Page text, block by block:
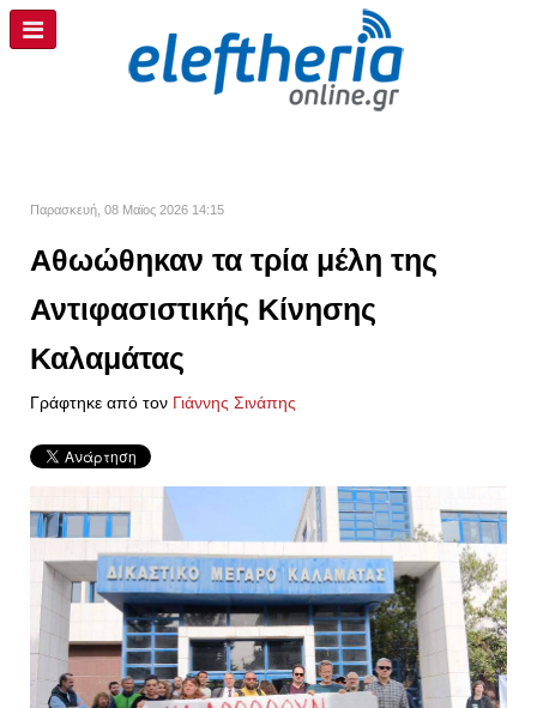
Παρασκευή, 08 Μαϊος 2026 14:15
Αθωώθηκαν τα τρία μέλη της
Αντιφασιστικής Κίνησης
Καλαμάτας
Γράφτηκε από τον Γιάννης Σινάπης